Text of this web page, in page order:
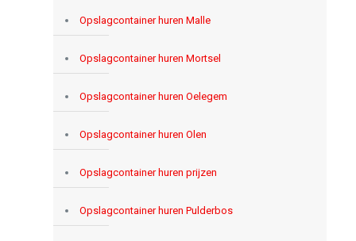
Opslagcontainer huren Malle
Opslagcontainer huren Mortsel
Opslagcontainer huren Oelegem
Opslagcontainer huren Olen
Opslagcontainer huren prijzen
Opslagcontainer huren Pulderbos